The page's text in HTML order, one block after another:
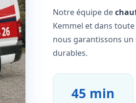
Notre équipe de
Kemmel et dans
nous garantissons
durables.
45 min